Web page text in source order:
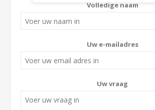
Volledige naam
Uw e-mailadres
Uw vraag